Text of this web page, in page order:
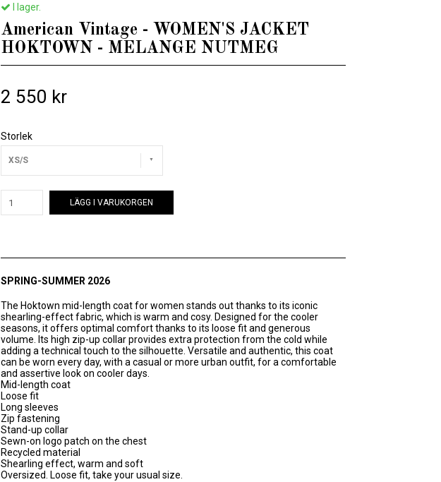
I lager.
American Vintage - WOMEN'S JACKET
HOKTOWN - MELANGE NUTMEG
2 550 kr
Storlek
XS/S
LÄGG I VARUKORGEN
SPRING-SUMMER 2026
The Hoktown mid-length coat for women stands out thanks to its iconic
shearling-effect fabric, which is warm and cosy. Designed for the cooler
seasons, it offers optimal comfort thanks to its loose fit and generous
volume. Its high zip-up collar provides extra protection from the cold while
adding a technical touch to the silhouette. Versatile and authentic, this coat
can be worn every day, with a casual or more urban outfit, for a comfortable
and assertive look on cooler days.
Mid-length coat
Loose fit
Long sleeves
Zip fastening
Stand-up collar
Sewn-on logo patch on the chest
Recycled material
Shearling effect, warm and soft
Oversized. Loose fit, take your usual size.